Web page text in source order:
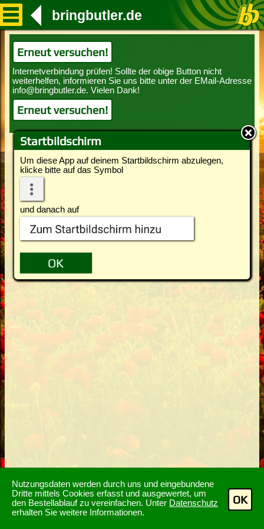
Nutzungsdaten werden durch uns und eingebundene
Dritte mittels Cookies erfasst und ausgewertet, um
den Bestellablauf zu vereinfachen. Unter Datenschutz
erhalten Sie weitere Informationen.
OK
Startbildschirm
Um diese App auf deinem Startbildschirm abzulegen,
klicke bitte auf das Symbol
und danach auf
bringbutler.de
Erneut versuchen!
Erneut versuchen!